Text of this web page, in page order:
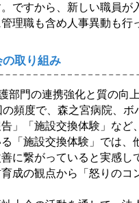
ですから、新しい職員
理職も含め人事異動も行
取り組み
門の連携強化と質の向
頻度で、森之宮病院、ボ
」「施設交換体験」など
「施設交換体験」では、
に繋がっていると実感し
成の観点から「怒りのコ